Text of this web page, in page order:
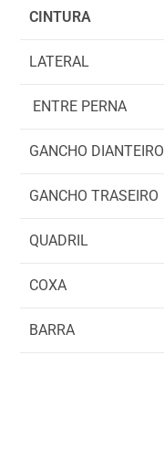
CINTURA
LATERAL
ENTRE PERNA
GANCHO DIANTEIRO
GANCHO TRASEIRO
QUADRIL
COXA
BARRA